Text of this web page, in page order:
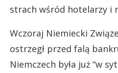
strach wśród hotelarzy i
Wczoraj Niemiecki
ostrzegł przed falą
Niemczech była już “w